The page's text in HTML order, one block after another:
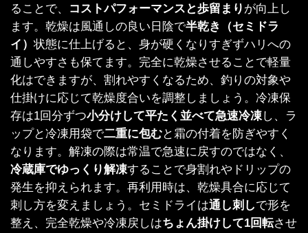
ることで、
コストパフォーマンスと歩留まり が向上し
ます。乾燥は風通しの良い日陰で半乾き（セミドラ
イ） 状態に仕上げると、身が硬くなりすぎずハリへの
通しやすさも保てます。完全に乾燥させることで軽量
化はできますが、割れやすくなるため、釣りの対象や
仕掛けに応じて乾燥度合いを調整しましょう。冷凍保
存は1回分ずつ小分けして平たく並べて急速冷凍し、ラ
ップと冷凍用袋で二重に包むと霜の付着を防ぎやすく
なります。解凍の際は常温で急速に戻すのではなく、
冷蔵庫でゆっくり解凍することで身割れやドリップの
発生を抑えられます。再利用時は、乾燥具合に応じて
刺し方を変えましょう。セミドライは通し刺しで形を
整え、完全乾燥や冷凍戻しはちょん掛けして1回転させ